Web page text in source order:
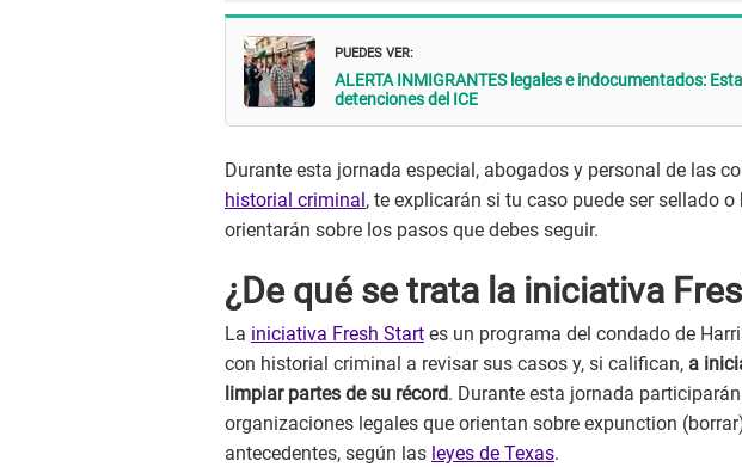
PUEDES VER:
ALERTA INMIGRANTES legales e indocumentados:
detenciones del ICE
Durante esta jornada especial, abogados y personal de las
historial criminal , te explicarán si tu caso puede ser sellado
orientarán sobre los pasos que debes seguir.
¿De qué se trata la iniciativa
La iniciativa Fresh Start es un programa del condado de
con historial criminal a revisar sus casos y, si califican, a
limpiar partes de su récord. Durante esta jornada
organizaciones legales que orientan sobre expunction
antecedentes, según las leyes de Texas.